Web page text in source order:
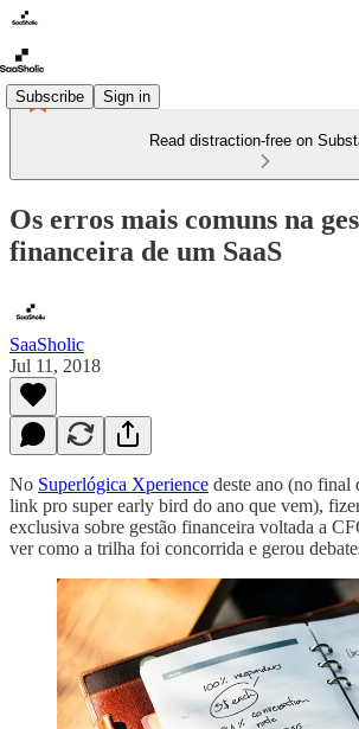
Subscribe Sign in
Read distraction-free on
Os erros mais comuns na
financeira de um SaaS
SaaSholic
Jul 11, 2018
No Superlógica Xperience deste ano (no final
link pro super early bird do ano que vem),
exclusiva sobre gestão financeira voltada a
ver como a trilha foi concorrida e gerou